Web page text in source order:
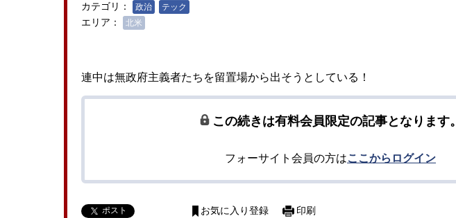
カテゴリ：
政治 テック
エリア： 北米
連中は無政府主義者たちを留置場から出そうとしている！
この続きは有料会員限定の記事となります。
フォーサイト会員の方はここからログイン
ポスト お気に入り登録 印刷